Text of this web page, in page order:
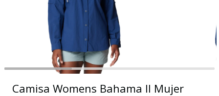
Camisa Womens Bahama II Mujer